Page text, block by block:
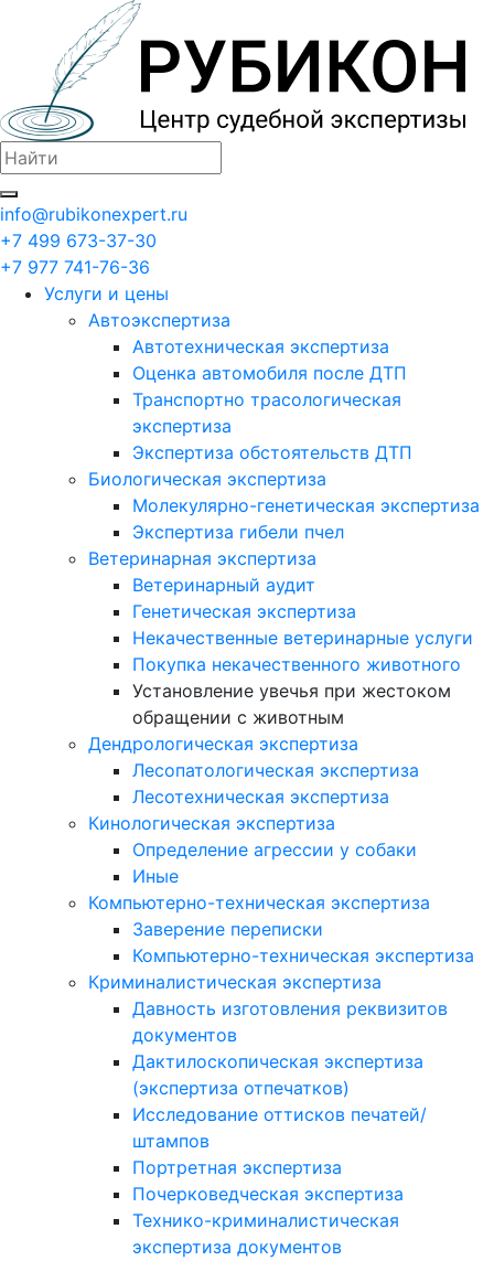
info@rubikonexpert.ru
+7 499 673-37-30
+7 977 741-76-36
Услуги и цены
Автоэкспертиза
Автотехническая экспертиза
Оценка автомобиля после ДТП
Транспортно трасологическая
экспертиза
Экспертиза обстоятельств ДТП
Биологическая экспертиза
Молекулярно-генетическая экспертиза
Экспертиза гибели пчел
Ветеринарная экспертиза
Ветеринарный аудит
Генетическая экспертиза
Некачественные ветеринарные услуги
Покупка некачественного животного
Установление увечья при жестоком
обращении с животным
Дендрологическая экспертиза
Лесопатологическая экспертиза
Лесотехническая экспертиза
Кинологическая экспертиза
Определение агрессии у собаки
Иные
Компьютерно-техническая экспертиза
Заверение переписки
Компьютерно-техническая экспертиза
Криминалистическая экспертиза
Давность изготовления реквизитов
документов
Дактилоскопическая экспертиза
(экспертиза отпечатков)
Исследование оттисков печатей/
штампов
Портретная экспертиза
Почерковедческая экспертиза
Технико-криминалистическая
экспертиза документов